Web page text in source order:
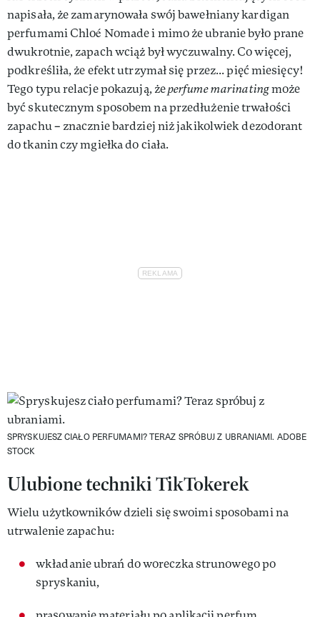
napisała, że zamarynowała swój bawełniany kardigan
perfumami Chloé Nomade i mimo że ubranie było prane
dwukrotnie, zapach wciąż był wyczuwalny. Co więcej,
podkreśliła, że efekt utrzymał się przez... pięć miesięcy!
Tego typu relacje pokazują, żeperfume marinatingmoże
być skutecznym sposobem na przedłużenie trwałości
zapachu – znacznie bardziej niż jakikolwiek dezodorant
do tkanin czy mgiełka do ciała.
SPRYSKUJESZ CIAŁO PERFUMAMI? TERAZ SPRÓBUJ Z UBRANIAMI. ADOBE
STOCK
Ulubione techniki TikTokerek
Wielu użytkowników dzieli się swoimi sposobami na
utrwalenie zapachu:
wkładanie ubrań do woreczka strunowego po
spryskaniu,